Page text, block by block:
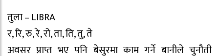
तुला – LIBRA
र, रि, रु, रे, रो, ता, ति, तु, ते
अवसर प्राप्त भए पनि बेसुरमा काम गर्ने बानीले चुनौती